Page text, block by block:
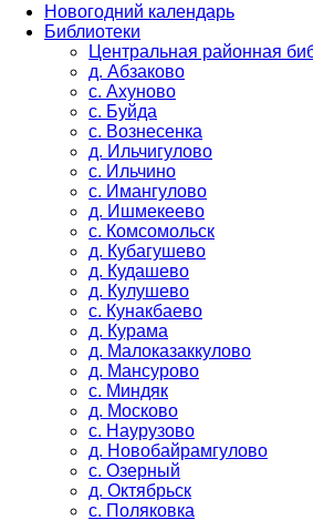
Новогодний календарь
Библиотеки
Центральная районная
д. Абзаково
с. Ахуново
с. Буйда
с. Вознесенка
д. Ильчигулово
с. Ильчино
с. Имангулово
д. Ишмекеево
с. Комсомольск
д. Кубагушево
д. Кудашево
д. Кулушево
с. Кунакбаево
д. Курама
д. Малоказаккулово
д. Мансурово
с. Миндяк
д. Москово
с. Наурузово
д. Новобайрамгулово
с. Озерный
д. Октябрьск
с. Поляковка